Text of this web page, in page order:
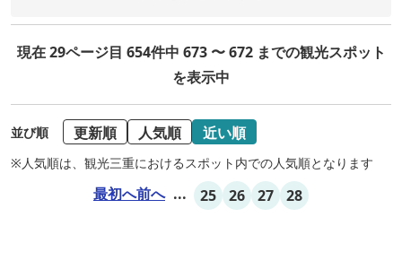
現在 29ページ目 654件中 673 〜 672 までの観光スポット
を表示中
並び順 更新順 人気順 近い順
※人気順は、観光三重におけるスポット内での人気順となります
最初へ前へ ... 25 26 27 28